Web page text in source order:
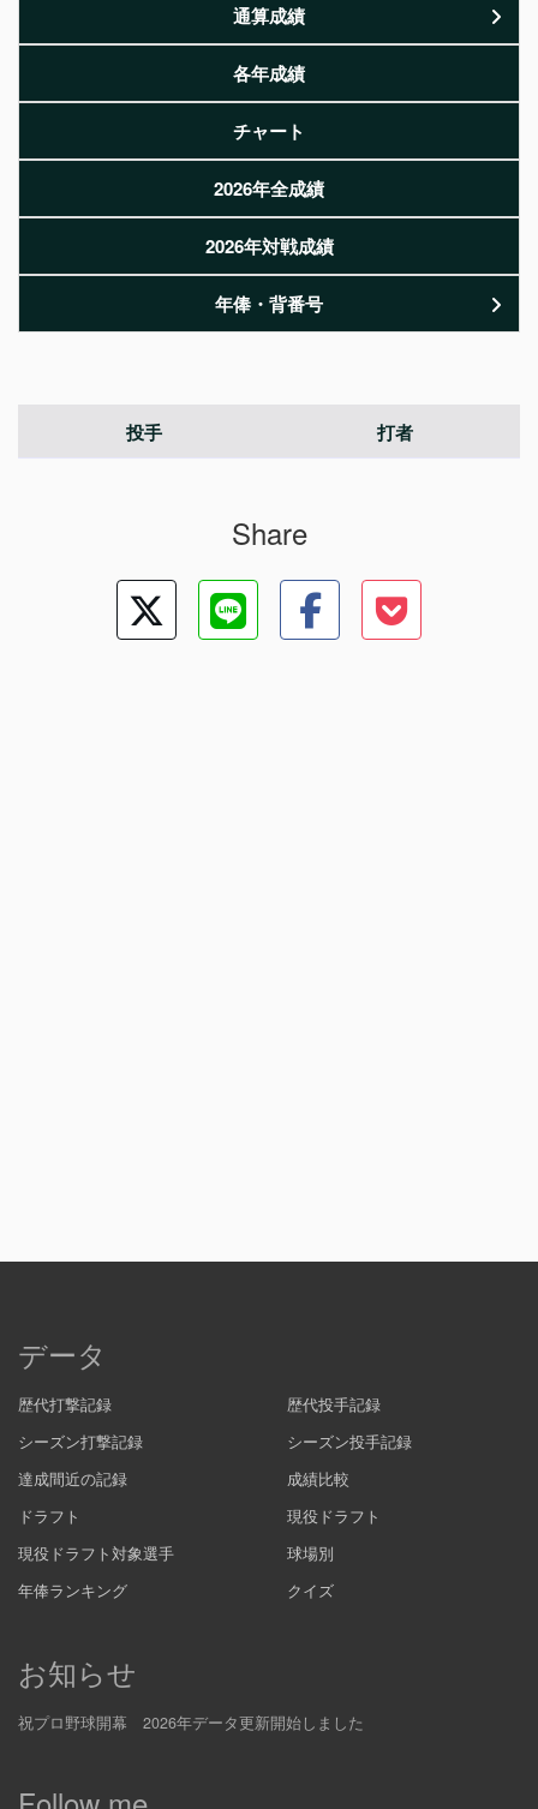
通算成績
各年成績
チャート
2026年全成績
2026年対戦成績
年俸・背番号
投手 打者
Share
データ
歴代打撃記録
歴代投手記録
シーズン打撃記録
シーズン投手記録
達成間近の記録
成績比較
ドラフト
現役ドラフト
現役ドラフト対象選手
球場別
年俸ランキング
クイズ
お知らせ
祝プロ野球開幕 2026年データ更新開始しました